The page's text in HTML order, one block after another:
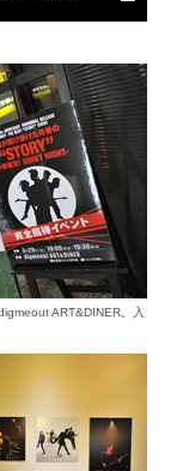
ART&DINER。入